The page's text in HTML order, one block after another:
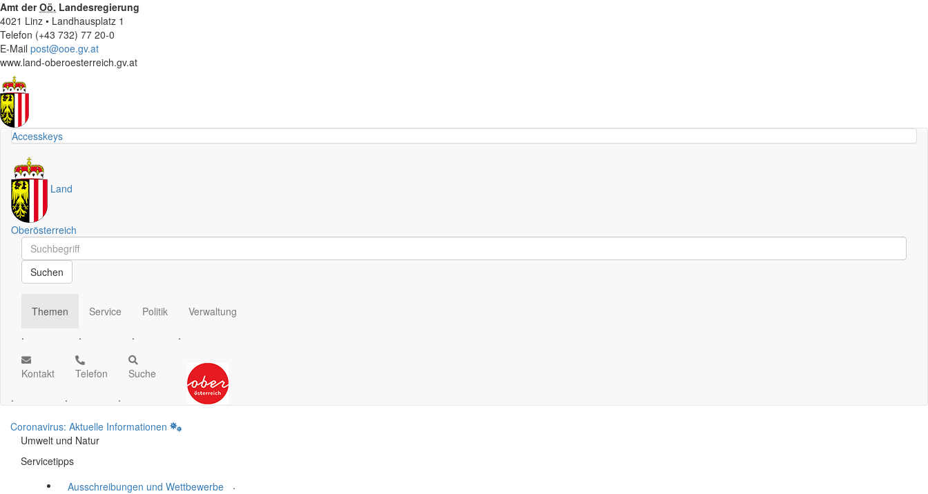
Amt derOö. Landesregierung
4021 Linz • Landhausplatz 1
Telefon (+43 732) 77 20-0
E-Mail post@ooe.gv.at
www.land-oberoesterreich.gv.at
Accesskeys
Land
Oberösterreich
Schnellsuche
Schnellsuche
Suchen
Themen
.
Service
.
Politik
.
Verwaltung
.
Kontakt
.
Telefon
.
Suche
.
Coronavirus: Aktuelle Informationen
Umwelt und Natur
Servicetipps
Ausschreibungen und Wettbewerbe
.